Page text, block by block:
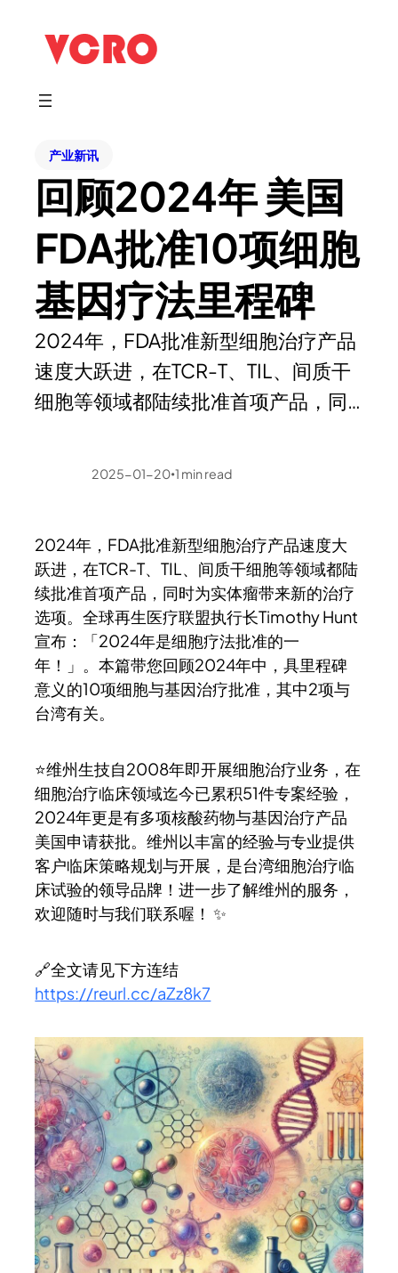
产业新讯
回顾2024年 美国
FDA批准10项细胞
基因疗法里程碑
2024年，FDA批准新型细胞治疗产品
速度大跃进，在TCR-T、TIL、间质干
细胞等领域都陆续批准首项产品，同…
2025-01-20•1 min read
2024年，FDA批准新型细胞治疗产品速度大
跃进，在TCR-T、TIL、间质干细胞等领域都陆
续批准首项产品，同时为实体瘤带来新的治疗
选项。全球再生医疗联盟执行长Timothy Hunt
宣布：「2024年是细胞疗法批准的一
年！」。本篇带您回顾2024年中，具里程碑
意义的10项细胞与基因治疗批准，其中2项与
台湾有关。
⭐维州生技自2008年即开展细胞治疗业务，在
细胞治疗临床领域迄今已累积51件专案经验，
2024年更是有多项核酸药物与基因治疗产品
美国申请获批。维州以丰富的经验与专业提供
客户临床策略规划与开展，是台湾细胞治疗临
床试验的领导品牌！进一步了解维州的服务，
欢迎随时与我们联系喔！ ✨
🔗全文请见下方连结
https://reurl.cc/aZz8k7